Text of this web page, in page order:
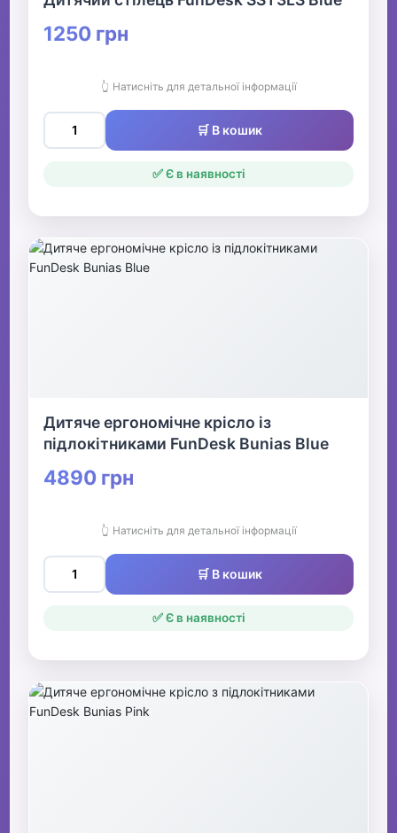
1250 грн
👆 Натисніть для детальної інформації
🛒 В кошик
✅ Є в наявності
Дитяче ергономічне крісло із
підлокітниками FunDesk Bunias Blue
4890 грн
👆 Натисніть для детальної інформації
🛒 В кошик
✅ Є в наявності